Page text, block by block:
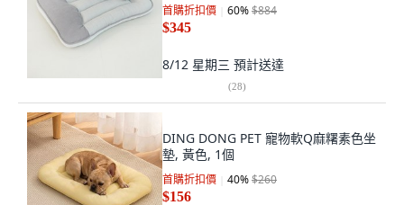
首購折扣價 60%$884
$345
8/12 星期三 預計送達
(28)
DING DONG PET 寵物軟Q麻糬素色坐
墊, 黃色, 1個
首購折扣價 40%$260
$156